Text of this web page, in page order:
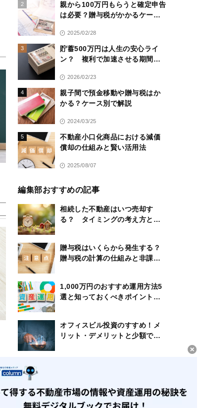
2
親から100万円もらうと確定申告
は必要？贈与税がかかるケース
2025/02/28
3
貯蓄500万円は人生の安心ライ
ン？ 複利で加速させる期間別
2026/02/23
4
親子間で預金移動や贈与税はか
かる？ケース別で解説
2024/03/25
5
不動産小口化商品における減価
償却の仕組みと賢い活用法
2025/08/07
編集部おすすめの記事
相続した不動産はいつ売却す
る？ タイミングの考え方と節
贈与税はいくらから発生する？
贈与税の計算の仕組みと非課税
1,000万円のおすすめ運用方法5
選と知っておくべきポイントや
オフィスビル投資のすすめ！メ
リット・デメリットと少額で始